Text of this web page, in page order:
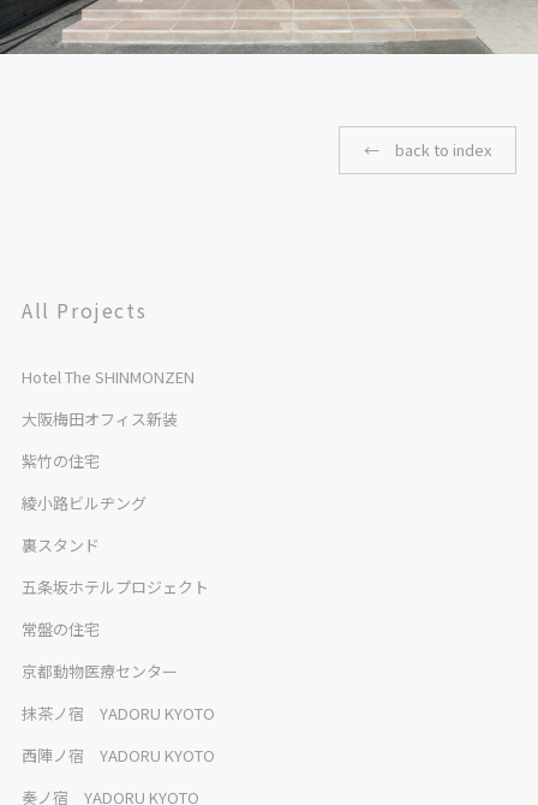
← back to index
All Projects
Hotel The SHINMONZEN
大阪梅田オフィス新装
紫竹の住宅
綾小路ビルヂング
裏スタンド
五条坂ホテルプロジェクト
常盤の住宅
京都動物医療センター
抹茶ノ宿 YADORU KYOTO
西陣ノ宿 YADORU KYOTO
奏ノ宿 YADORU KYOTO